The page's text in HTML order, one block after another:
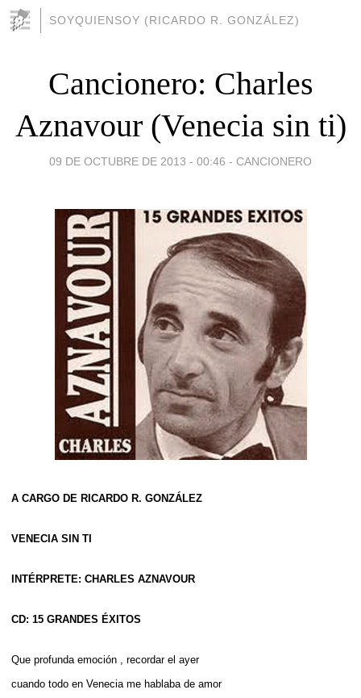
SOYQUIENSOY (RICARDO R. GONZÁLEZ)
Cancionero: Charles
Aznavour (Venecia sin ti)
09 DE OCTUBRE DE 2013 - 00:46 - CANCIONERO
A CARGO DE RICARDO R. GONZÁLEZ
VENECIA SIN TI
INTÉRPRETE: CHARLES AZNAVOUR
CD: 15 GRANDES ÉXITOS
Que profunda emoción , recordar el ayer
cuando todo en Venecia me hablaba de amor